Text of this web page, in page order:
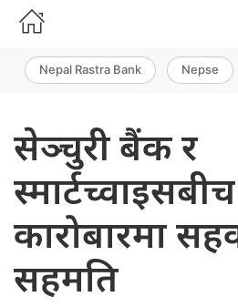
Nepal Rastra Bank Nepse
सेञ्चुरी बैंक र
कारोबारमा
सहमति